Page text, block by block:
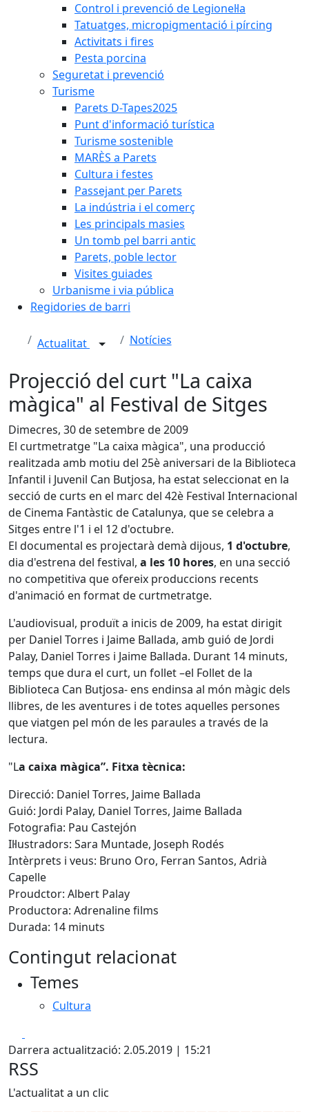
Control i prevenció de Legionel·la
Tatuatges, micropigmentació i pírcing
Activitats i fires
Pesta porcina
Seguretat i prevenció
Turisme
Parets D-Tapes2025
Punt d'informació turística
Turisme sostenible
MARÈS a Parets
Cultura i festes
Passejant per Parets
La indústria i el comerç
Les principals masies
Un tomb pel barri antic
Parets, poble lector
Visites guiades
Urbanisme i via pública
Regidories de barri
Actualitat Notícies
Projecció del curt "La caixa
màgica" al Festival de Sitges
Dimecres, 30 de setembre de 2009
El curtmetratge "La caixa màgica", una producció
realitzada amb motiu del 25è aniversari de la Biblioteca
Infantil i Juvenil Can Butjosa, ha estat seleccionat en la
secció de curts en el marc del 42è Festival Internacional
de Cinema Fantàstic de Catalunya, que se celebra a
Sitges entre l'1 i el 12 d'octubre.
El documental es projectarà demà dijous, 1 d'octubre,
dia d'estrena del festival, a les 10 hores, en una secció
no competitiva que ofereix produccions recents
d'animació en format de curtmetratge.
L'audiovisual, produït a inicis de 2009, ha estat dirigit
per Daniel Torres i Jaime Ballada, amb guió de Jordi
Palay, Daniel Torres i Jaime Ballada. Durant 14 minuts,
temps que dura el curt, un follet –el Follet de la
Biblioteca Can Butjosa- ens endinsa al món màgic dels
llibres, de les aventures i de totes aquelles persones
que viatgen pel món de les paraules a través de la
lectura.
"La caixa màgica”. Fitxa tècnica:
Direcció: Daniel Torres, Jaime Ballada
Guió: Jordi Palay, Daniel Torres, Jaime Ballada
Fotografia: Pau Castejón
Il·lustradors: Sara Muntade, Joseph Rodés
Intèrprets i veus: Bruno Oro, Ferran Santos, Adrià
Capelle
Proudctor: Albert Palay
Productora: Adrenaline films
Durada: 14 minuts
Contingut relacionat
Temes
Cultura
Darrera actualització: 2.05.2019 | 15:21
RSS
L'actualitat a un clic